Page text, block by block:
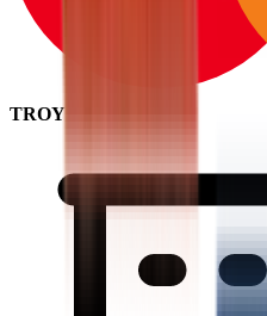
TROY